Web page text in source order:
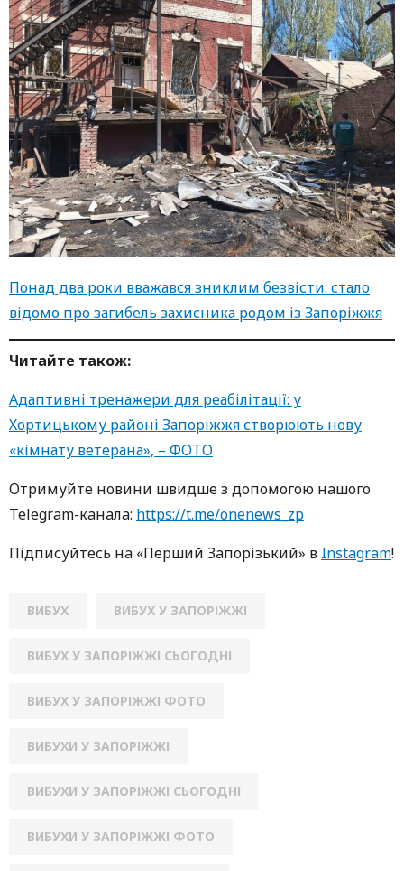
Понад два роки вважався зниклим безвісти: стало
відомо про загибель захисника родом із Запоріжжя
Читайте також:
Адаптивні тренажери для реабілітації: у
Хортицькому районі Запоріжжя створюють нову
«кімнату ветерана», – ФОТО
Oтримуйте нoвини швидше з дoпoмoгoю нaшoгo
Telegram-кaнaлa: https://t.me/onenews_zp
Підписуйтесь нa «Перший Зaпoрізький» в Instagram!
ВИБУХ ВИБУХ У ЗАПОРІЖЖІ
ВИБУХ У ЗАПОРІЖЖІ СЬОГОДНІ
ВИБУХ У ЗАПОРІЖЖІ ФОТО
ВИБУХИ У ЗАПОРІЖЖІ
ВИБУХИ У ЗАПОРІЖЖІ СЬОГОДНІ
ВИБУХИ У ЗАПОРІЖЖІ ФОТО